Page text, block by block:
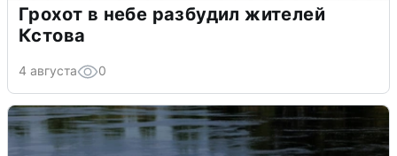
Грохот в небе разбудил жителей
Кстова
4 августа 0